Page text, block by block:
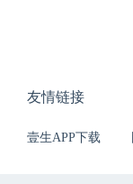
友情链接
壹生APP下载